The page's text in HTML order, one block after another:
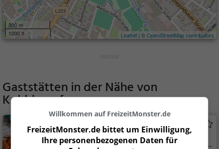
300 m
1000 ft
Leaflet | ©OpenStreetMap contributors
Gaststätten in der Nähe von
Kohldampf
Wild Bean Cafe
Restaurant in Hohenems
Willkommen auf FreizeitMonster.de
FreizeitMonster.de bittet um Einwilligung,
Ihre personenbezogenen Daten für